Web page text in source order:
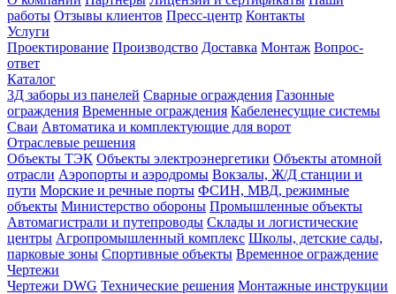
работы Отзывы клиентов Пресс-центр Контакты
Услуги
Проектирование Производство Доставка Монтаж Вопрос-
ответ
Каталог
3Д заборы из панелей Сварные ограждения Газонные
ограждения Временные ограждения Кабеленесущие системы
Cваи Автоматика и комплектующие для ворот
Отраслевые решения
Объекты ТЭК Объекты электроэнергетики Объекты атомной
отрасли Аэропорты и аэродромы Вокзалы, Ж/Д станции и
пути Морские и речные порты ФСИН, МВД, режимные
объекты Министерство обороны Промышленные объекты
Автомагистрали и путепроводы Склады и логистические
центры Агропромышленный комплекс Школы, детские сады,
парковые зоны Спортивные объекты Временное ограждение
Чертежи
Чертежи DWG Технические решения Монтажные инструкции